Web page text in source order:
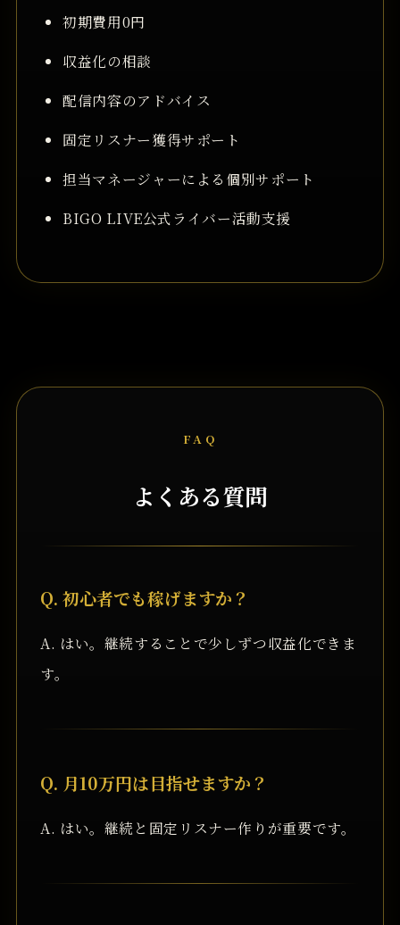
初期費用0円
収益化の相談
配信内容のアドバイス
固定リスナー獲得サポート
担当マネージャーによる個別サポート
BIGO LIVE公式ライバー活動支援
FAQ
よくある質問
Q. 初心者でも稼げますか？
A. はい。継続することで少しずつ収益化できま
す。
Q. 月10万円は目指せますか？
A. はい。継続と固定リスナー作りが重要です。